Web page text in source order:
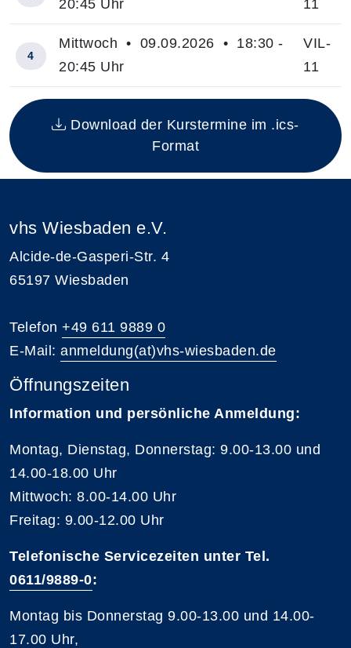
Insgesamt gibt es 4 Termine zum diesen Kurs
20:45 Uhr
11
4
Mittwoch • 09.09.2026 • 18:30 -
20:45 Uhr
VIL-
11
Download der Kurstermine im .ics-
Format
vhs Wiesbaden e.V.
Alcide-de-Gasperi-Str. 4
65197 Wiesbaden
Telefon +49 611 9889 0
E-Mail: anmeldung(at)vhs-wiesbaden.de
Öffnungszeiten
Information und persönliche Anmeldung:
Montag, Dienstag, Donnerstag: 9.00-13.00 und
14.00-18.00 Uhr
Mittwoch: 8.00-14.00 Uhr
Freitag: 9.00-12.00 Uhr
Telefonische Servicezeiten unter Tel.
0611/9889-0:
Montag bis Donnerstag 9.00-13.00 und 14.00-
17.00 Uhr,